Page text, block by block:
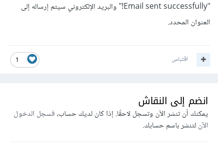
"Email sent successfully!" والبريد الإلكتروني سيتم إرساله إلى
العنوان المحدد.
1 اقتباس
انضم إلى النقاش
يمكنك أن تنشر الآن وتسجل لاحقًا. إذا كان لديك حساب،فسجل الدخول
الآنلتنشر باسم حسابك.